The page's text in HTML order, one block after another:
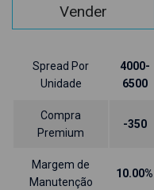
Vender
Spread Por
Unidade
4000-
6500
Compra
Premium
-350
Margem de
Manutenção
10.00%